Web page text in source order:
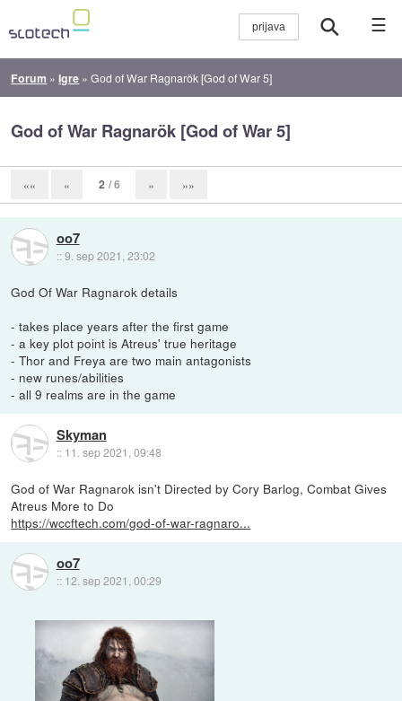
☰
Forum »Igre »God of War Ragnarök [God of War 5]
God of War Ragnarök [God of War 5]
«« « 2 / 6 » »»
oo7
::9. sep 2021, 23:02
God Of War Ragnarok details
- takes place years after the first game
- a key plot point is Atreus' true heritage
- Thor and Freya are two main antagonists
- new runes/abilities
- all 9 realms are in the game
Skyman
:: 11. sep 2021, 09:48
God of War Ragnarok isn't Directed by Cory Barlog, Combat Gives
Atreus More to Do
https://wccftech.com/god-of-war-ragnaro...
oo7
:: 12. sep 2021, 00:29